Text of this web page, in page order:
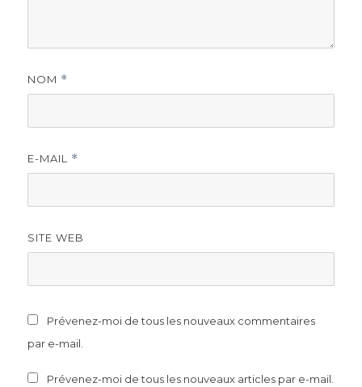
NOM *
E-MAIL *
SITE WEB
Prévenez-moi de tous les nouveaux commentaires
par e-mail.
Prévenez-moi de tous les nouveaux articles par e-mail.